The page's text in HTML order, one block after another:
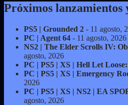
Próximos lanzamientos
PS5 | Grounded 2 - 11 agosto,
PC | Agent 64 - 11 agosto, 2026
NS2 | The Elder Scrolls IV:
agosto, 2026
PC | PS5 | XS | Hell Let
PC | PS5 | XS | Emergency
2026
PC | PS5 | XS | NS2 | EA
agosto, 2026